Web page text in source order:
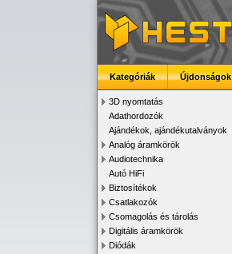
Kategóriák Újdonságok
3D nyomtatás
Adathordozók
Ajándékok, ajándékutalványok
Analóg áramkörök
Audiotechnika
Autó HiFi
Biztosítékok
Csatlakozók
Csomagolás és tárolás
Digitális áramkörök
Diódák